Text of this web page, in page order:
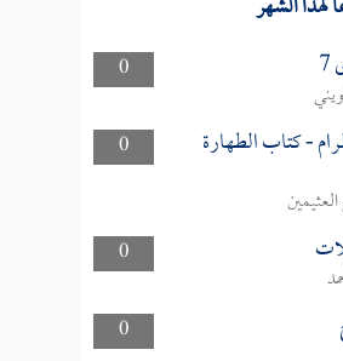
0
0
- كتاب الطهارة
0
0